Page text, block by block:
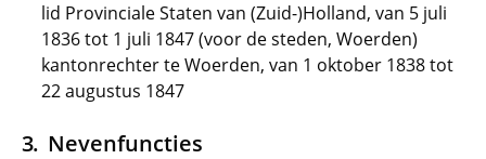
lid Provinciale Staten van (Zuid-)Holland, van 5 juli
1836 tot 1 juli 1847 (voor de steden, Woerden)
kantonrechter te Woerden, van 1 oktober 1838 tot
22 augustus 1847
Nevenfuncties